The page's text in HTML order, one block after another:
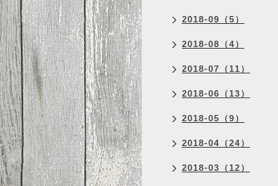
2018-09（5）
2018-08（4）
2018-07（11）
2018-06（13）
2018-05（9）
2018-04（24）
2018-03（12）